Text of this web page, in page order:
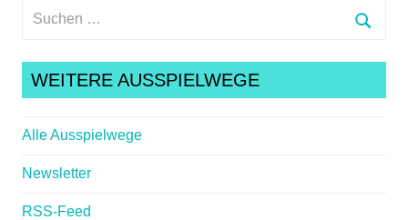
Suchen
WEITERE AUSSPIELWEGE
Alle Ausspielwege
Newsletter
RSS-Feed